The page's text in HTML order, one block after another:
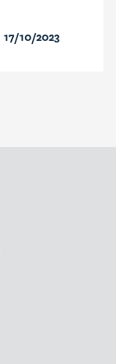
17/10/2023